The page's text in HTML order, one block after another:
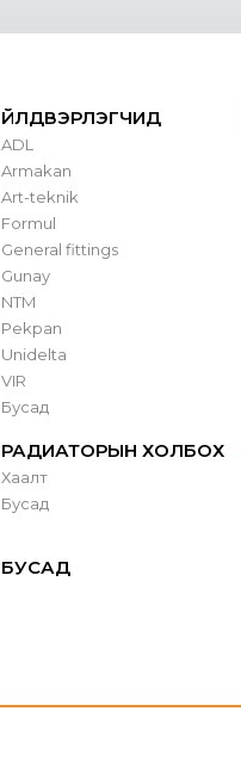
РАДИАТОРЫН ХОЛБОХ
Хаалт
Бусад
БУСАД
ҮЙЛДВЭРЛЭГЧИД
ADL
Armakan
Art-teknik
Formul
General fittings
Gunay
NTM
Pekpan
Unidelta
VIR
Бусад